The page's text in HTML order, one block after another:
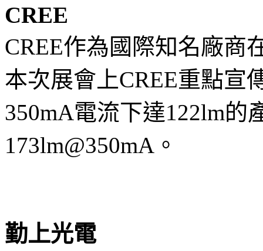
CREE
CREE作為國際知名廠商
本次展會上CREE重點宣
350mA電流下達122lm的
173lm@350mA。
勤上光電